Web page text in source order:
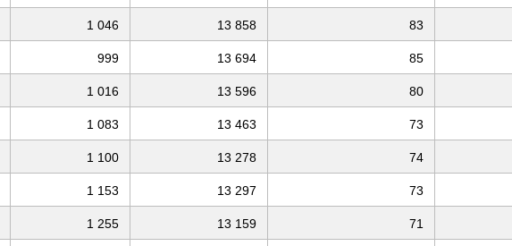
1 046 13 858 83
999 13 694 85
1 016 13 596 80
1 083 13 463 73
1 100 13 278 74
1 153 13 297 73
1 255 13 159 71